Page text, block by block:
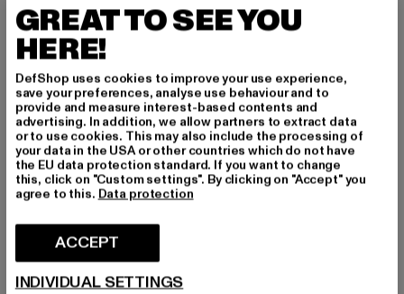
LONSDALE LONDON
EUR 19,99
Derzeitiger Preis: EUR 19,99
BRANDIT
Urban Legend
GREAT TO SEE YOU
HERE!
DefShop uses cookies to improve your use experience,
save your preferences, analyse use behaviour and to
provide and measure interest-based contents and
advertising. In addition, we allow partners to extract data
or to use cookies. This may also include the processing of
your data in the USA or other countries which do not have
the EU data protection standard. If you want to change
this, click on "Custom settings". By clicking on "Accept" you
agree to this. Data protection
ACCEPT
INDIVIDUAL SETTINGS